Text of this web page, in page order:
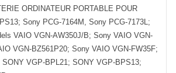
ORDINATEUR PORTABLE POUR
Sony PCG-7164M, Sony PCG-7173L;
VAIO VGN-AW350J/B; Sony VAIO VGN-
VGN-BZ561P20; Sony VAIO VGN-FW35F;
VGP-BPL21; SONY VGP-BPS13;